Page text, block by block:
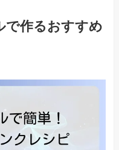
で作るおすすめ